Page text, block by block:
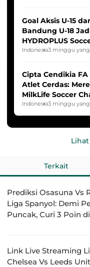
Goal Aksis U-15
Bandung U-18
HYDROPLUS
2025/2026
Indonesia3 minggu
Cipta Cendikia
Atlet Cerdas:
MilkLife Soccer
HYDROPLUS
Indonesia3 minggu
Terkait
Prediksi Osasuna Vs
Liga Spanyol: Demi
Puncak, Curi 3 Poin
Link Live Streaming
Chelsea Vs Leeds